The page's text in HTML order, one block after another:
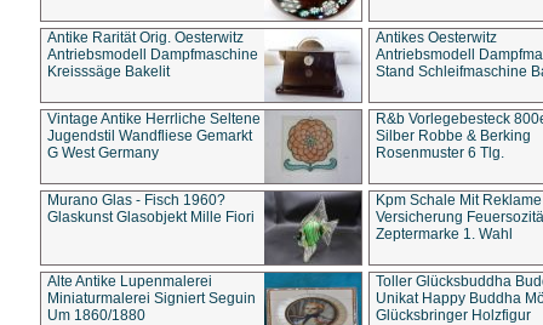
Antike Rarität Orig. Oesterwitz
Antriebsmodell Dampfmaschine
Kreisssäge Bakelit
Antikes Oesterwitz
Antriebsmodell
Stand Schleifmaschine
Vintage Antike Herrliche Seltene
Jugendstil Wandfliese Gemarkt
G West Germany
R&b Vorlegebesteck
Silber Robbe & Berking
Rosenmuster 6 Tlg.
Murano Glas - Fisch 1960?
Glaskunst Glasobjekt Mille Fiori
Kpm Schale Mit Reklame
Versicherung
Zeptermarke 1. Wahl
Alte Antike Lupenmalerei
Miniaturmalerei Signiert Seguin
Um 1860/1880
Toller Glücksbuddha
Unikat Happy Buddha
Glücksbringer Holzfigur